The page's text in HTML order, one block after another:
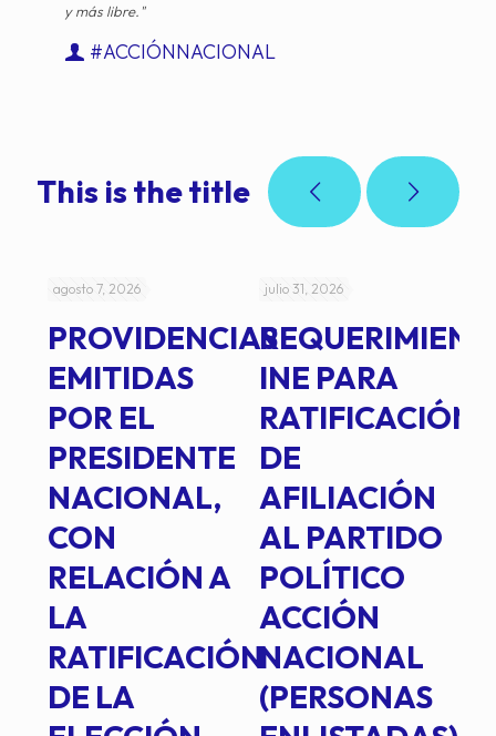
y más libre."
#ACCIÓNNACIONAL
This is the title
agosto 7, 2026
PROVIDENCIAS
EMITIDAS
POR EL
PRESIDENTE
NACIONAL,
CON
RELACIÓN A
LA
RATIFICACIÓN
DE LA
julio 31, 2026
INE PARA
RATIFICACIÓN
DE
AFILIACIÓN
AL PARTIDO
POLÍTICO
ACCIÓN
NACIONAL
(PERSONAS